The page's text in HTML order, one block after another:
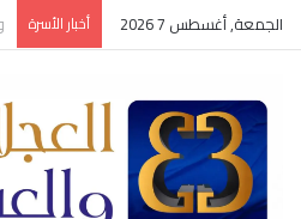
الجمعة, أغسطس 7 2026 أخبار الأسرة